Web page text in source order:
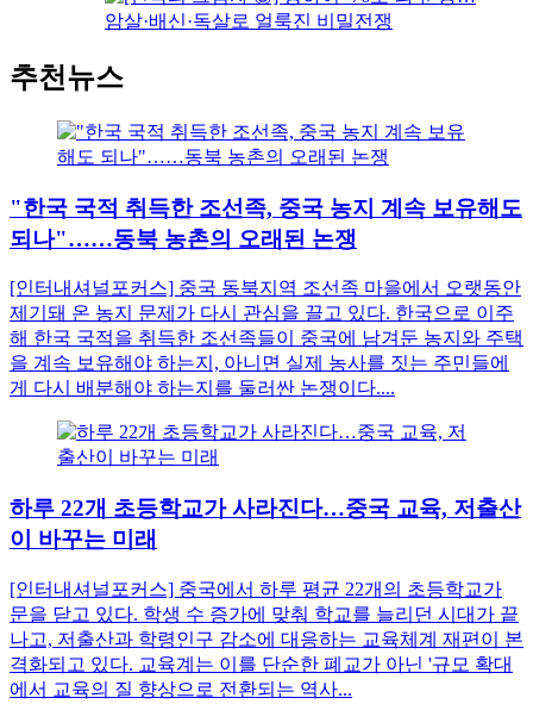
추천뉴스
"한국 국적 취득한 조선족, 중국 농지 계속 보유해도
되나"……동북 농촌의 오래된 논쟁
[인터내셔널포커스] 중국 동북지역 조선족 마을에서 오랫동안
제기돼 온 농지 문제가 다시 관심을 끌고 있다. 한국으로 이주
해 한국 국적을 취득한 조선족들이 중국에 남겨둔 농지와 주택
을 계속 보유해야 하는지, 아니면 실제 농사를 짓는 주민들에
게 다시 배분해야 하는지를 둘러싼 논쟁이다....
하루 22개 초등학교가 사라진다…중국 교육, 저출산
이 바꾸는 미래
[인터내셔널포커스] 중국에서 하루 평균 22개의 초등학교가
문을 닫고 있다. 학생 수 증가에 맞춰 학교를 늘리던 시대가 끝
나고, 저출산과 학령인구 감소에 대응하는 교육체계 재편이 본
격화되고 있다. 교육계는 이를 단순한 폐교가 아닌 '규모 확대
에서 교육의 질 향상으로 전환되는 역사...